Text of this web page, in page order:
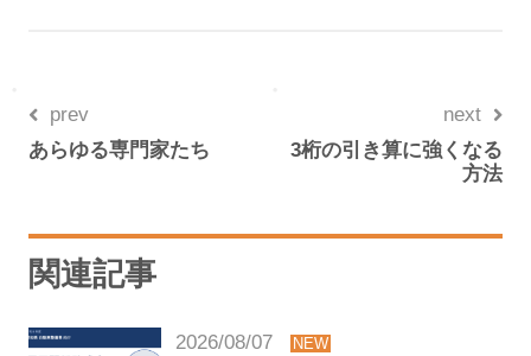
prev
あらゆる専門家たち
next
3桁の引き算に強くなる
方法
関連記事
2026/08/07